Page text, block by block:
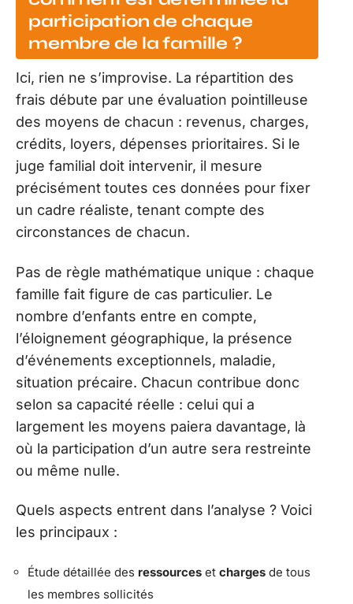
participation de chaque
membre de la famille ?
Ici, rien ne s’improvise. La répartition des
frais débute par une évaluation pointilleuse
des moyens de chacun : revenus, charges,
crédits, loyers, dépenses prioritaires. Si le
juge familial doit intervenir, il mesure
précisément toutes ces données pour fixer
un cadre réaliste, tenant compte des
circonstances de chacun.
Pas de règle mathématique unique : chaque
famille fait figure de cas particulier. Le
nombre d’enfants entre en compte,
l’éloignement géographique, la présence
d’événements exceptionnels, maladie,
situation précaire. Chacun contribue donc
selon sa capacité réelle : celui qui a
largement les moyens paiera davantage, là
où la participation d’un autre sera restreinte
ou même nulle.
Quels aspects entrent dans l’analyse ? Voici
les principaux :
Étude détaillée des ressources et charges de tous
les membres sollicités